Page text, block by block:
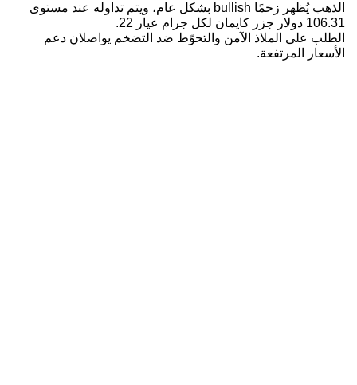
الذهب يُظهر زخمًا bullish بشكل عام، ويتم تداوله عند مستوى
106.31 دولار جزر كايمان لكل جرام عيار 22.
الطلب على الملاذ الآمن والتحوّط ضد التضخم يواصلان دعم
الأسعار المرتفعة.